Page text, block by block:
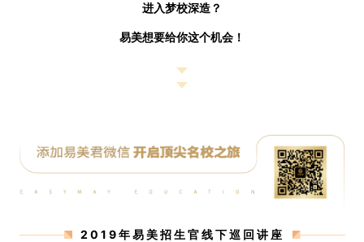
进入梦校深造？
易美想要给你这个机会！
2019年易美招生官线下巡回讲座